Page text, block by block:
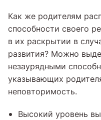
Как же родителям
способности своего
в их раскрытии в
развития? Можно
незаурядными
указывающих
неповторимость.
Высокий уровень